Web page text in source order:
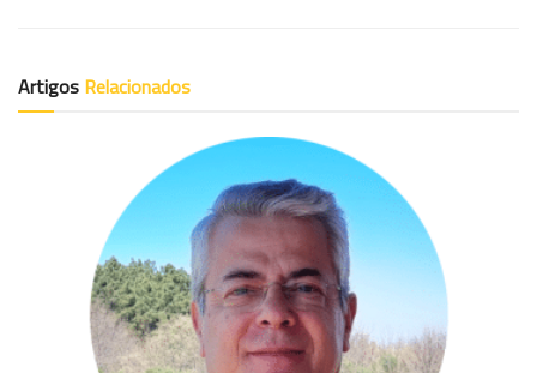
Artigos Relacionados